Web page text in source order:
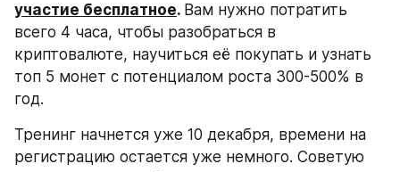
участие бесплатное. Вам нужно потратить
всего 4 часа, чтобы разобраться в
криптовалюте, научиться её покупать и узнать
топ 5 монет с потенциалом роста 300-500% в
год.
Тренинг начнется уже 10 декабря, времени на
регистрацию остается уже немного. Советую